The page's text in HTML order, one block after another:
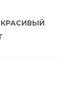
КРАСИВЫЙ